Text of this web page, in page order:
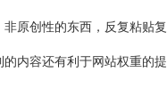
原创性的东西，反复粘贴
内容还有利于网站权重的